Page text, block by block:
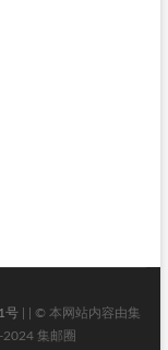
号| | © 本网站内容由集
集邮圈